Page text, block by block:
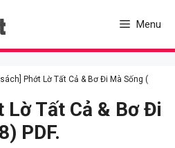
Menu
sách] Phớt Lờ Tất Cả & Bơ Đi Mà Sống (
Lờ Tất Cả & Bơ Đi
PDF.